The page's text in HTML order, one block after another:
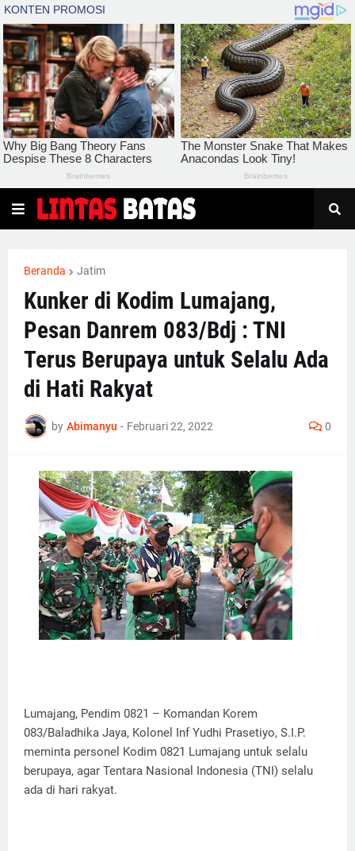
Beranda Jatim
Kunker di Kodim Lumajang,
Pesan Danrem 083/Bdj : TNI
Terus Berupaya untuk Selalu Ada
di Hati Rakyat
by Abimanyu - Februari 22, 2022 0
Lumajang, Pendim 0821 – Komandan Korem
083/Baladhika Jaya, Kolonel Inf Yudhi Prasetiyo, S.I.P.
meminta personel Kodim 0821 Lumajang untuk selalu
berupaya, agar Tentara Nasional Indonesia (TNI) selalu
ada di hari rakyat.